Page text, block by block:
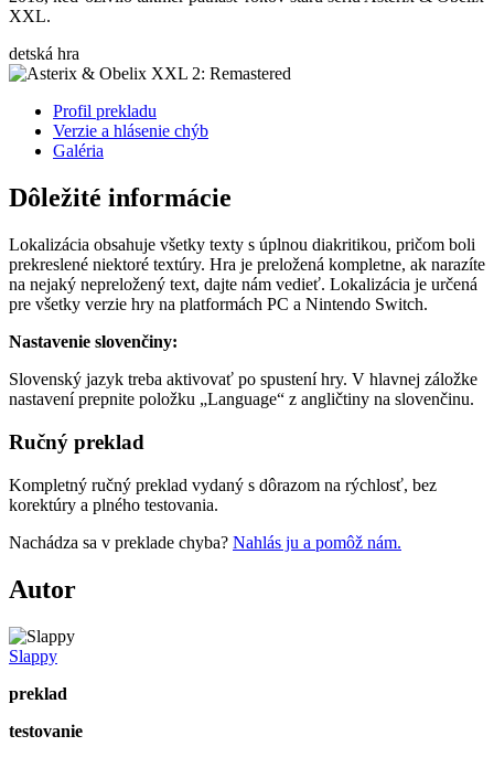
XXL.
detská hra
Profil prekladu
Verzie a hlásenie chýb
Galéria
Dôležité informácie
Lokalizácia obsahuje všetky texty s úplnou diakritikou, pričom boli
prekreslené niektoré textúry. Hra je preložená kompletne, ak narazíte
na nejaký nepreložený text, dajte nám vedieť. Lokalizácia je určená
pre všetky verzie hry na platformách PC a Nintendo Switch.
Nastavenie slovenčiny:
Slovenský jazyk treba aktivovať po spustení hry. V hlavnej záložke
nastavení prepnite položku „Language“ z angličtiny na slovenčinu.
Ručný preklad
Kompletný ručný preklad vydaný s dôrazom na rýchlosť, bez
korektúry a plného testovania.
Nachádza sa v preklade chyba? Nahlás ju a pomôž nám.
Autor
Slappy
preklad
testovanie